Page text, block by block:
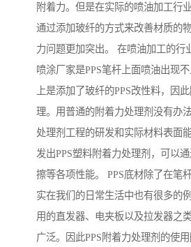
附着力。但是在实际的喷油加工行
通过添加玻纤的方式来改善材质的
力问题更加突出。 在喷油加工的行
喷涂厂家是PPS笔杆上面喷油出现
上是添加了玻纤的PPS改性料，因
理。用普通的附着力处理剂没有办
处理剂工程的研发和实际材料表面
发出PPS塑料附着力处理剂，可以
擦等各项性能。 PPS底材除了在笔
实在我们的日常生活中也有很多的
用的直发器、电夹板以及拉发器之
广泛。因此PPS附着力处理剂的使